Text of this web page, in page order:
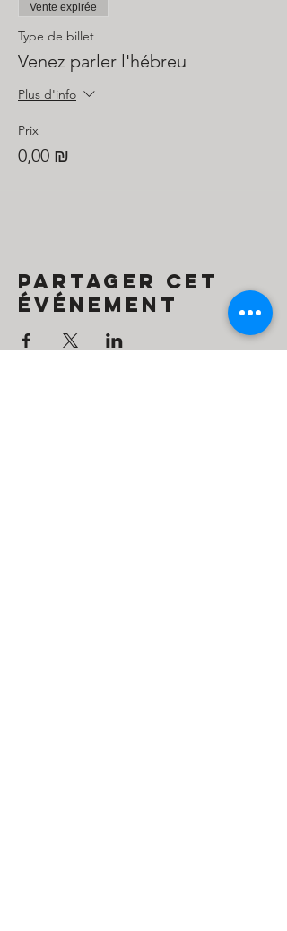
Vente expirée
Type de billet
Venez parler l'hébreu
Plus d'info
Prix
0,00 ₪
Partager cet
événement